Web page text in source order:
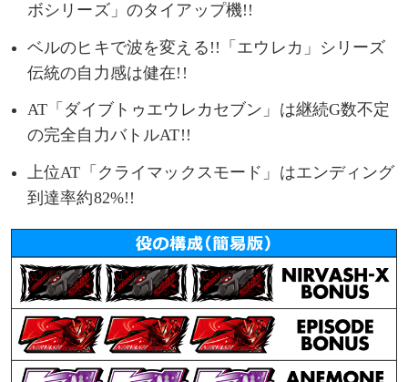
ボシリーズ」のタイアップ機!!
ベルのヒキで波を変える!!「エウレカ」シリーズ
伝統の自力感は健在!!
AT「ダイブトゥエウレカセブン」は継続G数不定
の完全自力バトルAT!!
上位AT「クライマックスモード」はエンディング
到達率約82%!!